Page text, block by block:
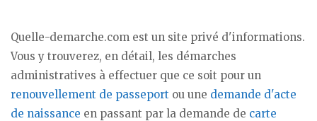
Quelle-demarche.com est un site privé d'informations.
Vous y trouverez, en détail, les démarches
administratives à effectuer que ce soit pour un
renouvellement de passeport ou une demande d'acte
de naissance en passant par la demande de carte